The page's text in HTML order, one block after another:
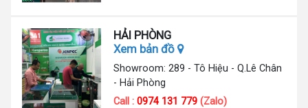
HẢI PHÒNG
Xem bản đồ
Showroom: 289 - Tô Hiệu - Q.Lê Chân
- Hải Phòng
Call :0974 131 779 (Zalo)